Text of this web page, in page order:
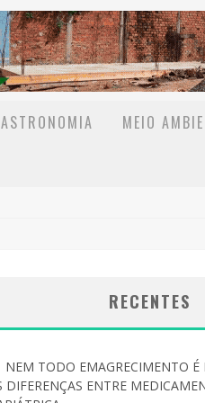
MEIO
RECENTES
NEM TODO EMAGRECIMENTO É
DIFERENÇAS ENTRE